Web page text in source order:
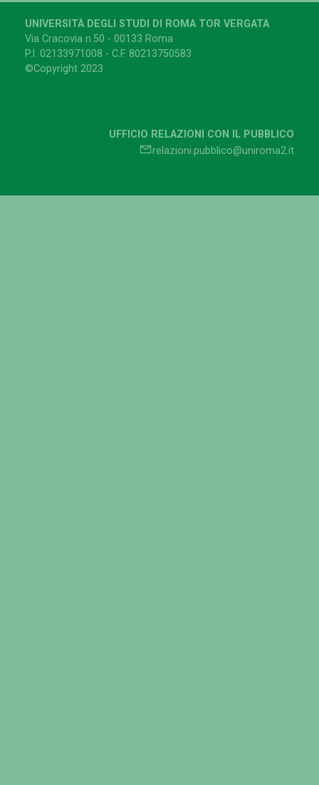
UNIVERSITÀ DEGLI STUDI DI ROMA TOR VERGATA
Via Cracovia n.50 - 00133 Roma
P.I. 02133971008 - C.F. 80213750583
©Copyright 2023
UFFICIO RELAZIONI CON IL PUBBLICO
relazioni.pubblico@uniroma2.it